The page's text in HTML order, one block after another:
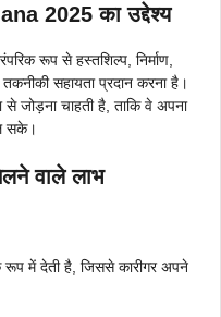
2025 का उद्देश्य
रूप से हस्तशिल्प, निर्माण,
सहायता प्रदान करना है।
जोड़ना चाहती है, ताकि वे अपना
सके।
वाले लाभ
रूप में देती है, जिससे कारीगर अपने